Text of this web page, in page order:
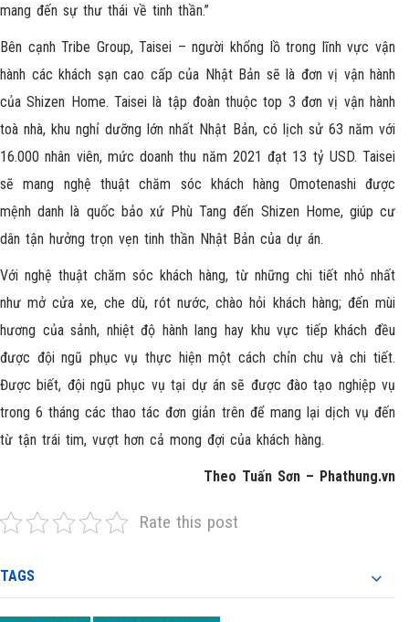
mang đến sự thư thái về tinh thần.”
Bên cạnh Tribe Group, Taisei – người khổng lồ trong lĩnh vực vận
hành các khách sạn cao cấp của Nhật Bản sẽ là đơn vị vận hành
củaShizen Home. Taisei là tập đoàn thuộc top 3 đơn vị vận hành
toà nhà, khu nghỉ dưỡng lớn nhất Nhật Bản, có lịch sử 63 năm với
16.000 nhân viên, mức doanh thu năm 2021 đạt 13 tỷ USD. Taisei
sẽ mang nghệ thuật chăm sóc khách hàng Omotenashi được
mệnh danh là quốc bảo xứ Phù Tang đến Shizen Home, giúp cư
dân tận hưởng trọn vẹn tinh thần Nhật Bản của dự án.
Với nghệ thuật chăm sóc khách hàng, từ những chi tiết nhỏ nhất
như mở cửa xe, che dù, rót nước, chào hỏi khách hàng; đến mùi
hương của sảnh, nhiệt độ hành lang hay khu vực tiếp khách đều
được đội ngũ phục vụ thực hiện một cách chỉn chu và chi tiết.
Được biết, đội ngũ phục vụ tại dự án sẽ được đào tạo nghiệp vụ
trong 6 tháng các thao tác đơn giản trên để mang lại dịch vụ đến
từ tận trái tim, vượt hơn cả mong đợi của khách hàng.
Theo Tuấn Sơn – Phathung.vn
Rate this post
TAGS